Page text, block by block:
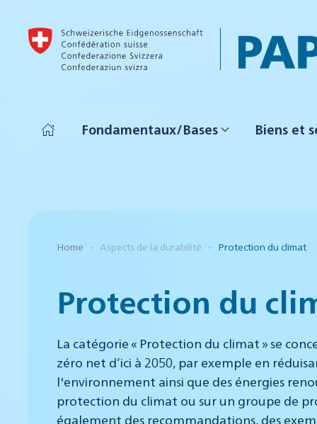
Accéder au contenu principal
Fondamentaux/Bases Biens et
Home Aspects de la durabilité Protection du climat
Protection du
La catégorie « Protection du climat » se
zéro net d’ici à 2050, par exemple en
l'environnement ainsi que des énergies
protection du climat ou sur un groupe de
également des recommandations, des